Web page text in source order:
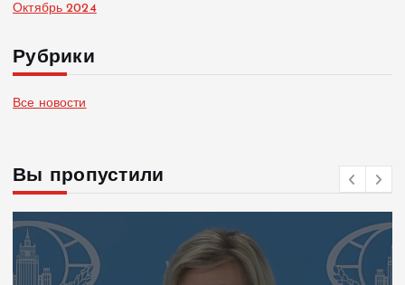
Октябрь 2024
Рубрики
Все новости
Вы пропустили